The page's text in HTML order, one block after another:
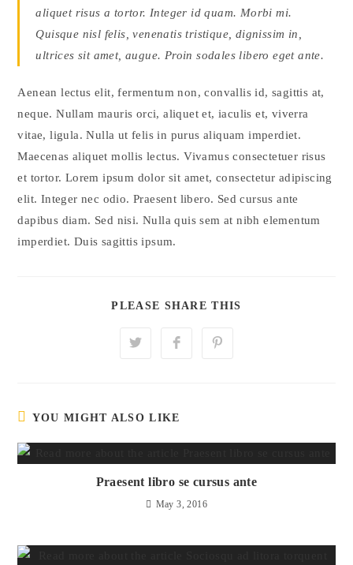
aliquet risus a tortor. Integer id quam. Morbi mi.
Quisque nisl felis, venenatis tristique, dignissim in,
ultrices sit amet, augue. Proin sodales libero eget ante.
Aenean lectus elit, fermentum non, convallis id, sagittis at,
neque. Nullam mauris orci, aliquet et, iaculis et, viverra
vitae, ligula. Nulla ut felis in purus aliquam imperdiet.
Maecenas aliquet mollis lectus. Vivamus consectetuer risus
et tortor. Lorem ipsum dolor sit amet, consectetur adipiscing
elit. Integer nec odio. Praesent libero. Sed cursus ante
dapibus diam. Sed nisi. Nulla quis sem at nibh elementum
imperdiet. Duis sagittis ipsum.
PLEASE SHARE THIS
YOU MIGHT ALSO LIKE
Praesent libro se cursus ante
May 3, 2016